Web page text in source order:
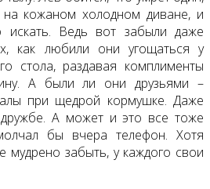
на кожаном холодном диване, и
искать. Ведь вот забыли даже
как любили они угощаться у
стола, раздавая комплименты
А были ли они друзьями –
при щедрой кормушке. Даже
А может и это все тоже
бы вчера телефон. Хотя
мудрено забыть, у каждого свои